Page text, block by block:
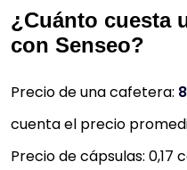
¿Cuánto cuesta
con Senseo?
Precio de una cafetera:
cuenta el precio
Precio de cápsulas: